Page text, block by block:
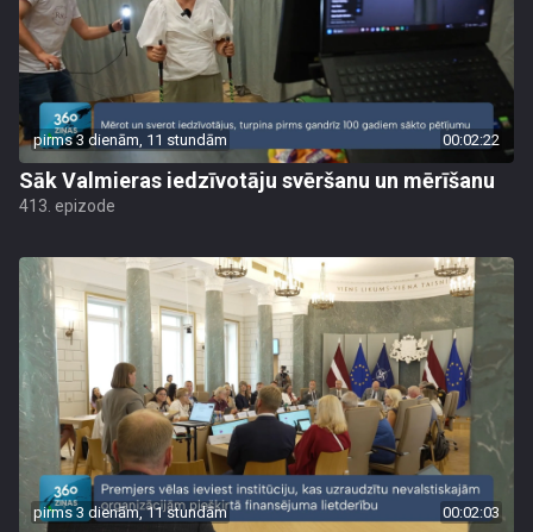
pirms 3 dienām, 11 stundām 00:02:22
Sāk Valmieras iedzīvotāju svēršanu un mērīšanu
413. epizode
pirms 3 dienām, 11 stundām 00:02:03